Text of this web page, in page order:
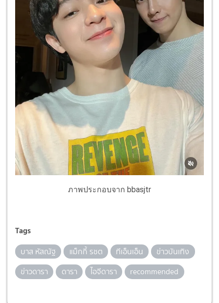
ภาพประกอบจาก bbasjtr
Tags
บาส หัสณัฐ แม็กกี้ รชต ทีเอ็นเอ็น
ข่าวบันเทิง
ข่าวดารา
ดารา ไอจีดารา recommended